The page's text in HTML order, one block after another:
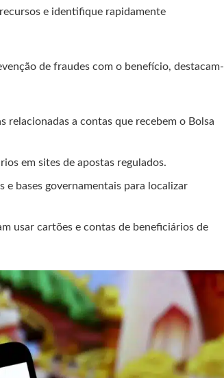
e identifique rapidamente
de fraudes com o benefício, destacam-
a contas que recebem o Bolsa
em sites de apostas regulados.
bases governamentais para localizar
usar cartões e contas de beneficiários de